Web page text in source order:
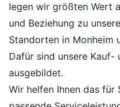
legen wir größten Wert
und Beziehung zu
Standorten in Monheim
Dafür sind unsere Kauf-
ausgebildet.
Wir helfen Ihnen das für